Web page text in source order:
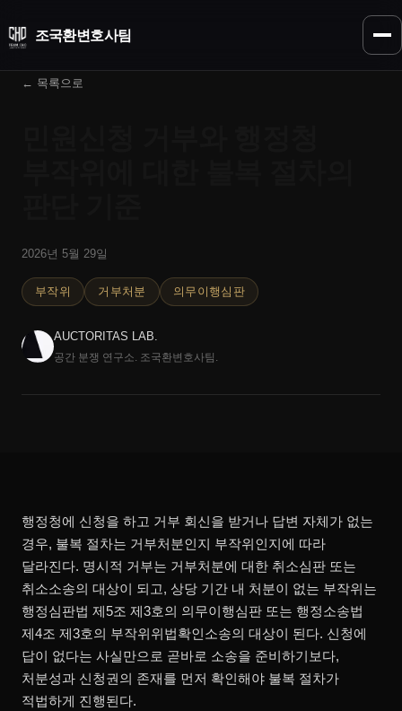
조국환변호사팀
← 목록으로
2026년 5월 29일
부작위 거부처분 의무이행심판
AUCTORITAS LAB.
공간 분쟁 연구소. 조국환변호사팀.
행정청에 신청을 하고 거부 회신을 받거나 답변 자체가 없는
경우, 불복 절차는 거부처분인지 부작위인지에 따라
달라진다. 명시적 거부는 거부처분에 대한 취소심판 또는
취소소송의 대상이 되고, 상당 기간 내 처분이 없는 부작위는
행정심판법 제5조 제3호의 의무이행심판 또는 행정소송법
제4조 제3호의 부작위위법확인소송의 대상이 된다. 신청에
답이 없다는 사실만으로 곧바로 소송을 준비하기보다,
처분성과 신청권의 존재를 먼저 확인해야 불복 절차가
적법하게 진행된다.